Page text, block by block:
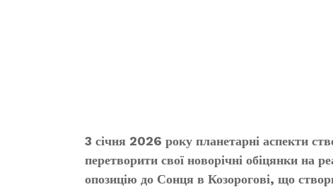
3 січня 2026 року планетарні аспекти
перетворити свої новорічні обіцянки на
опозицію до Сонця в Козорогові, що